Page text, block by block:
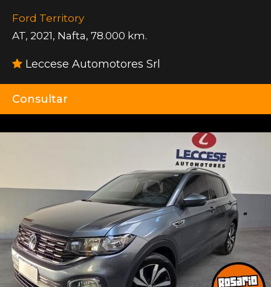
Ford Territory
AT, 2021, Nafta, 78.000 km.
Leccese Automotores Srl
Consultar